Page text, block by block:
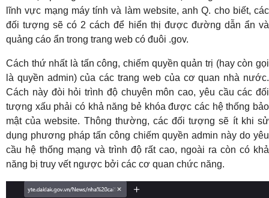
lĩnh vực mạng máy tính và làm website, anh Q. cho biết, các
đối tượng sẽ có 2 cách để hiển thị được đường dẫn ẩn và
quảng cáo ẩn trong trang web có đuôi .gov.
Cách thứ nhất là tấn công, chiếm quyền quản trị (hay còn gọi
là quyền admin) của các trang web của cơ quan nhà nước.
Cách này đòi hỏi trình độ chuyên môn cao, yêu cầu các đối
tượng xấu phải có khả năng bẻ khóa được các hệ thống bảo
mật của website. Thông thường, các đối tượng sẽ ít khi sử
dụng phương pháp tấn công chiếm quyền admin này do yêu
cầu hệ thống mạng và trình độ rất cao, ngoài ra còn có khả
năng bị truy vết ngược bởi các cơ quan chức năng.